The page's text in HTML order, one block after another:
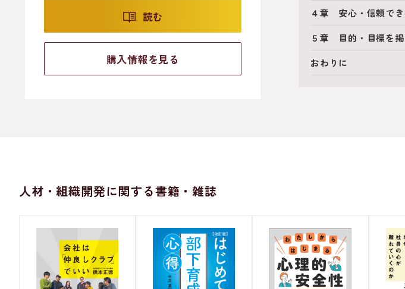
読む
購入情報を見る
４章 安心・信頼でき
５章 目的・目標を掲
おわりに
人材・組織開発に関する書籍・雑誌